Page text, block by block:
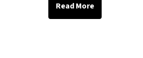
Read More